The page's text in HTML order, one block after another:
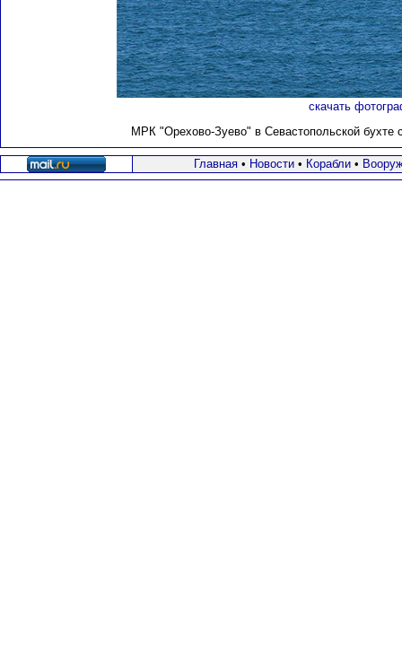
скачать
МРК "Орехово-Зуево" в Севастопольской
Главная• Новости• Корабли•